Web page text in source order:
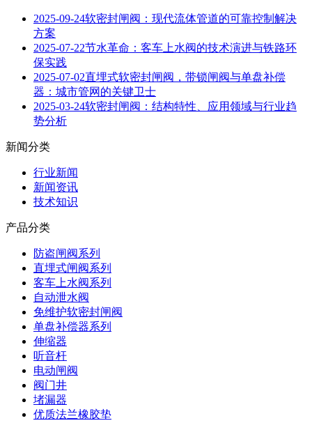
2025-09-24软密封闸阀：现代流体管道的可靠控制解决
方案
2025-07-22节水革命：客车上水阀的技术演进与铁路环
保实践
2025-07-02直埋式软密封闸阀，带锁闸阀与单盘补偿
器：城市管网的关键卫士
2025-03-24软密封闸阀：结构特性、应用领域与行业趋
势分析
新闻分类
行业新闻
新闻资讯
技术知识
产品分类
防盗闸阀系列
直埋式闸阀系列
客车上水阀系列
自动泄水阀
免维护软密封闸阀
单盘补偿器系列
伸缩器
听音杆
电动闸阀
阀门井
堵漏器
优质法兰橡胶垫